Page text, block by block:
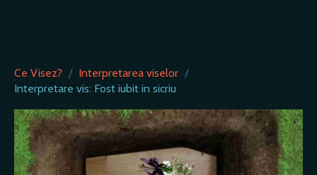
Ce Visez? / Interpretarea viselor /
Interpretare vis: Fost iubit in sicriu